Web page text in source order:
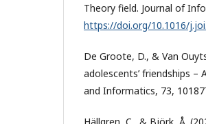
Theory field. Journal of
https://doi.org/10.1016/
De Groote, D., & Van
adolescents’ friendships
and Informatics, 73,